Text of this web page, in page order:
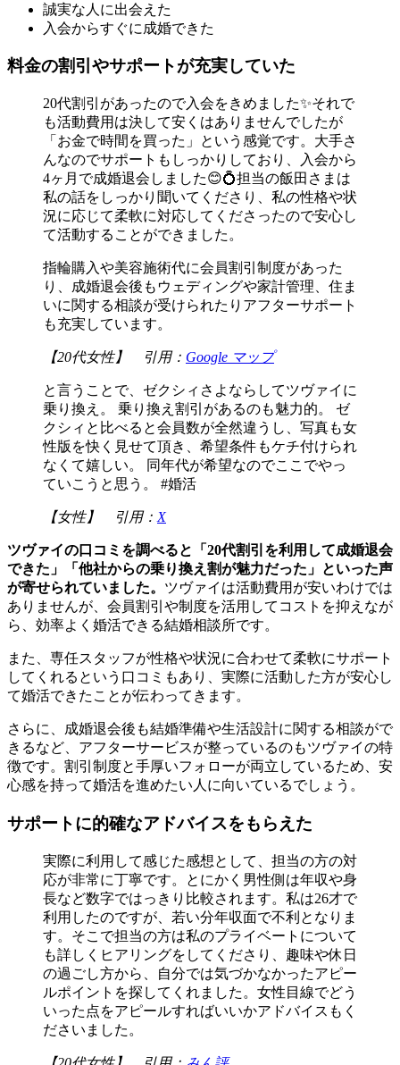
誠実な人に出会えた
入会からすぐに成婚できた
料金の割引やサポートが充実していた
20代割引があったので入会をきめました✨それで
も活動費用は決して安くはありませんでしたが
「お金で時間を買った」という感覚です。大手さ
んなのでサポートもしっかりしており、入会から
4ヶ月で成婚退会しました😊💍担当の飯田さまは
私の話をしっかり聞いてくださり、私の性格や状
況に応じて柔軟に対応してくださったので安心し
て活動することができました。
指輪購入や美容施術代に会員割引制度があった
り、成婚退会後もウェディングや家計管理、住ま
いに関する相談が受けられたりアフターサポート
も充実しています。
【20代女性】 引用： Google マップ
と言うことで、ゼクシィさよならしてツヴァイに
乗り換え。 乗り換え割引があるのも魅力的。 ゼ
クシィと比べると会員数が全然違うし、写真も女
性版を快く見せて頂き、希望条件もケチ付けられ
なくて嬉しい。 同年代が希望なのでここでやっ
ていこうと思う。 #婚活
【女性】 引用： X
ツヴァイの口コミを調べると「20代割引を利用して成婚退会
できた」「他社からの乗り換え割が魅力だった」といった声
が寄せられていました。 ツヴァイは活動費用が安いわけでは
ありませんが、会員割引や制度を活用してコストを抑えなが
ら、効率よく婚活できる結婚相談所です。
また、専任スタッフが性格や状況に合わせて柔軟にサポート
してくれるという口コミもあり、実際に活動した方が安心し
て婚活できたことが伝わってきます。
さらに、成婚退会後も結婚準備や生活設計に関する相談がで
きるなど、アフターサービスが整っているのもツヴァイの特
徴です。割引制度と手厚いフォローが両立しているため、安
心感を持って婚活を進めたい人に向いているでしょう。
サポートに的確なアドバイスをもらえた
実際に利用して感じた感想として、担当の方の対
応が非常に丁寧です。とにかく男性側は年収や身
長など数字ではっきり比較されます。私は26才で
利用したのですが、若い分年収面で不利となりま
す。そこで担当の方は私のプライベートについて
も詳しくヒアリングをしてくださり、趣味や休日
の過ごし方から、自分では気づかなかったアピー
ルポイントを探してくれました。女性目線でどう
いった点をアピールすればいいかアドバイスもく
ださいました。